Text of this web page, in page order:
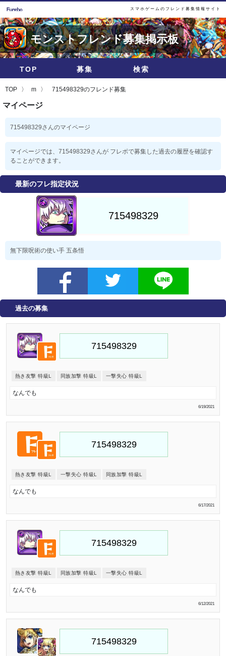
スマホゲームのフレンド募集情報サイト
モンストフレンド募集掲示板
TOP 募集 検索
TOP m 715498329のフレンド募集
マイページ
715498329さんのマイページ
マイページでは、715498329さんが フレボで募集した過去の履歴を確認す
ることができます。
最新のフレ指定状況
無下限呪術の使い手 五条悟
過去の募集
熱き友撃 特級L 同族加撃 特級L 一撃失心 特級L
なんでも
6/19/2021
熱き友撃 特級L 一撃失心 特級L 同族加撃 特級L
なんでも
6/17/2021
熱き友撃 特級L 同族加撃 特級L 一撃失心 特級L
なんでも
6/12/2021